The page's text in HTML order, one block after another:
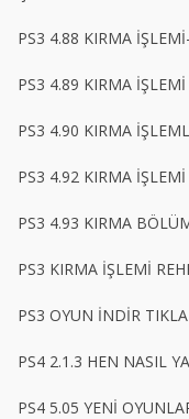
PS3 4.88 KIRMA
PS3 4.89 KIRMA
PS3 4.90 KIRMA
PS3 4.92 KIRMA İŞLEMİ
PS3 4.93 KIRMA
PS3 KIRMA İŞLEMİ
PS3 OYUN İNDİR TIKLA
PS4 2.1.3 HEN NASIL
PS4 5.05 YENİ